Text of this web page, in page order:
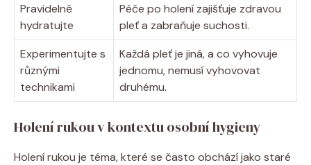
Pravidelně
hydratujte
Péče po holení zajišťuje zdravou
pleť a zabraňuje suchosti.
Experimentujte s
různými
technikami
Každá pleť je jiná, a co vyhovuje
jednomu, nemusí vyhovovat
druhému.
Holení rukou v kontextu osobní hygieny
Holení rukou je téma, které se často obchází jako staré